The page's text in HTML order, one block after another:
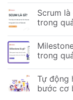
Scrum
trong
trong
Tự động
bước cơ